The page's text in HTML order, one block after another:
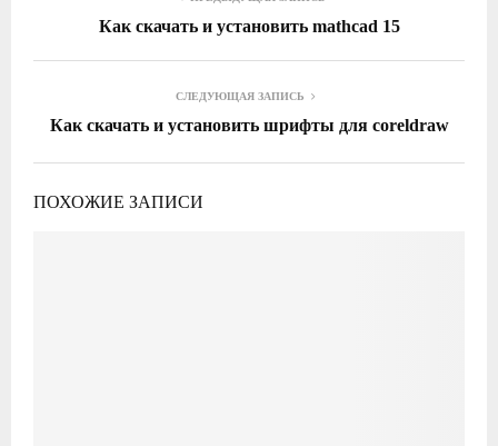
Как скачать и установить mathcad 15
СЛЕДУЮЩАЯ ЗАПИСЬ
Как скачать и установить шрифты для coreldraw
ПОХОЖИЕ ЗАПИСИ